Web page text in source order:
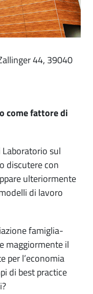
44, 39040
come fattore di
sul
discutere con
ulteriormente
di lavoro
famiglia-
maggiormente il
per l’economia
di best practice